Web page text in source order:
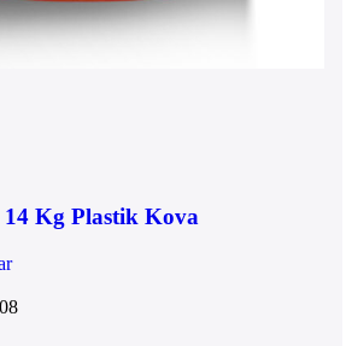
14 Kg Plastik Kova